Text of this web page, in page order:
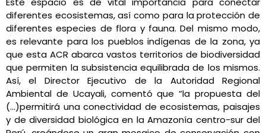
diferentes ecosistemas, así como para la protección de
diferentes especies de flora y fauna. Del mismo modo,
es relevante para los pueblos indígenas de la zona, ya
que esta ACR abarca vastos territorios de biodiversidad
que permiten la subsistencia equilibrada de los mismos.
Así, el Director Ejecutivo de la Autoridad Regional
Ambiental de Ucayali, comentó que “la propuesta del
(…)permitirá una conectividad de ecosistemas, paisajes
y de diversidad biológica en la Amazonía centro-sur del